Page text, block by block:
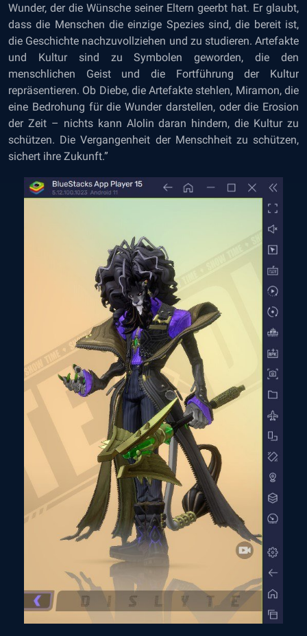
Wunder, der die Wünsche seiner Eltern geerbt hat. Er glaubt,
dass die Menschen die einzige Spezies sind, die bereit ist,
die Geschichte nachzuvollziehen und zu studieren. Artefakte
und Kultur sind zu Symbolen geworden, die den
menschlichen Geist und die Fortführung der Kultur
repräsentieren. Ob Diebe, die Artefakte stehlen, Miramon, die
eine Bedrohung für die Wunder darstellen, oder die Erosion
der Zeit – nichts kann Alolin daran hindern, die Kultur zu
schützen. Die Vergangenheit der Menschheit zu schützen,
sichert ihre Zukunft.”